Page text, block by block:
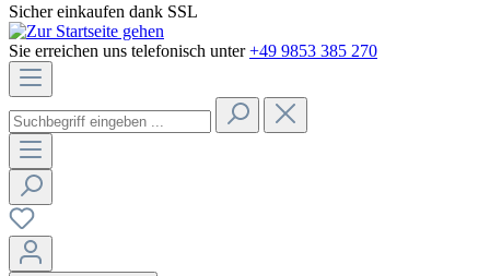
Sicher einkaufen dank SSL
Sie erreichen uns telefonisch unter +49 9853 385 270